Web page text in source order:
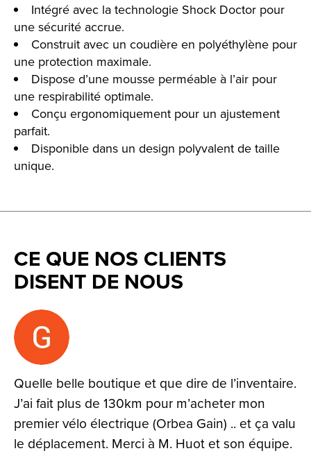
Intégré avec la technologie Shock Doctor pour
une sécurité accrue.
Construit avec un coudière en polyéthylène pour
une protection maximale.
Dispose d’une mousse perméable à l’air pour
une respirabilité optimale.
Conçu ergonomiquement pour un ajustement
parfait.
Disponible dans un design polyvalent de taille
unique.
CE QUE NOS CLIENTS
DISENT DE NOUS
Testimonial items
Quelle belle boutique et que dire de l’inventaire.
J’ai fait plus de 130km pour m’acheter mon
premier vélo électrique (Orbea Gain) .. et ça valu
le déplacement. Merci à M. Huot et son équipe.